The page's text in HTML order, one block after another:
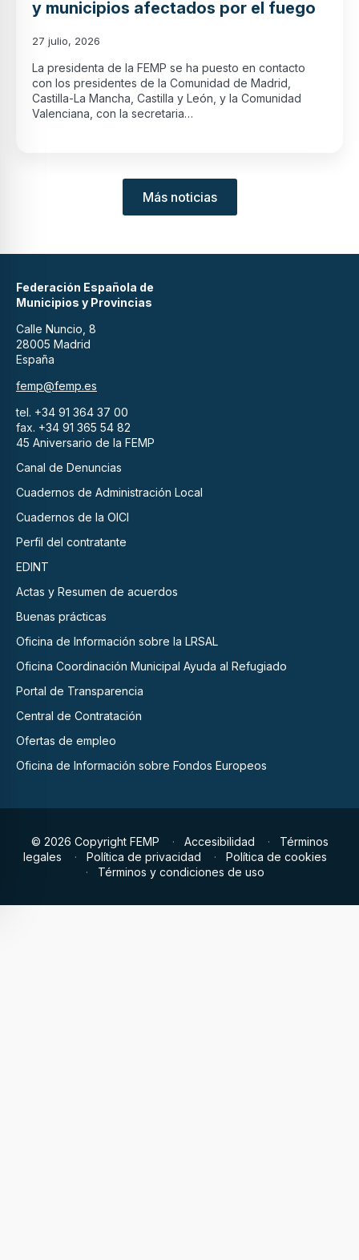
y municipios afectados por el fuego
27 julio, 2026
La presidenta de la FEMP se ha puesto en contacto
con los presidentes de la Comunidad de Madrid,
Castilla-La Mancha, Castilla y León, y la Comunidad
Valenciana, con la secretaria…
Más noticias
Federación Española de
Municipios y Provincias
Calle Nuncio, 8
28005 Madrid
España
femp@femp.es
tel. +34 91 364 37 00
fax. +34 91 365 54 82
45 Aniversario de la FEMP
Canal de Denuncias
Cuadernos de Administración Local
Cuadernos de la OICI
Perfil del contratante
EDINT
Actas y Resumen de acuerdos
Buenas prácticas
Oficina de Información sobre la LRSAL
Oficina Coordinación Municipal Ayuda al Refugiado
Portal de Transparencia
Central de Contratación
Ofertas de empleo
Oficina de Información sobre Fondos Europeos
© 2026 Copyright FEMP Accesibilidad
Términos
legales
Política de privacidad
Política de cookies
Términos y condiciones de uso